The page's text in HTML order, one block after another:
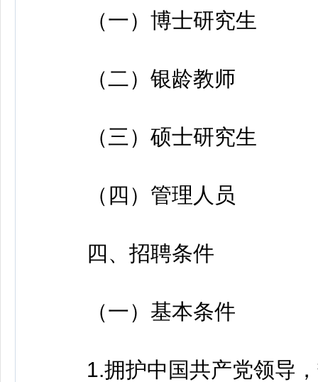
（一）博士研究生
（二）银龄教师
（三）硕士研究生
（四）管理人员
四、招聘条件
（一）基本条件
1.拥护中国共产党领导，